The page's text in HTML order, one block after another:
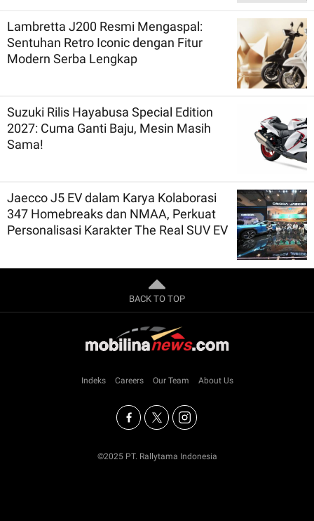
Lambretta J200 Resmi Mengaspal:
Sentuhan Retro Iconic dengan Fitur
Modern Serba Lengkap
Suzuki Rilis Hayabusa Special Edition
2027: Cuma Ganti Baju, Mesin Masih
Sama!
Jaecco J5 EV dalam Karya Kolaborasi
347 Homebreaks dan NMAA, Perkuat
Personalisasi Karakter The Real SUV EV
BACK TO TOP
Indeks Careers Our Team About Us
©2025 PT. Rallytama Indonesia